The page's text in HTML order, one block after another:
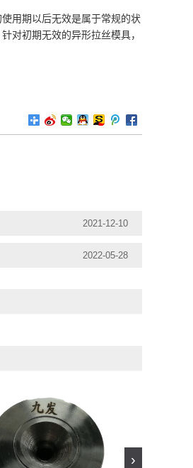
用期以后无效是属于常规的状
对初期无效的异形拉丝模具，
2021-12-10
2022-05-28
›